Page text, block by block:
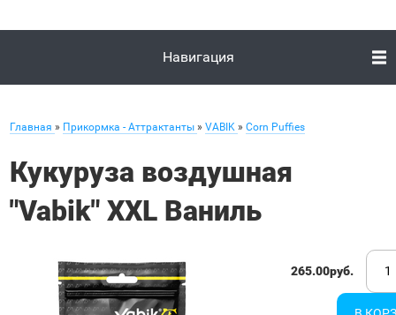
Навигация
Главная » Прикормка - Аттрактанты » VABIK » Corn Puffies
Кукуруза воздушная
"Vabik" XXL Ваниль
265.00руб.